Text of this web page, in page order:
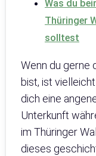
Was du
Thüringer
solltest
Wenn du gerne
bist, ist
dich eine
Unterkunft
im Thüringer
dieses